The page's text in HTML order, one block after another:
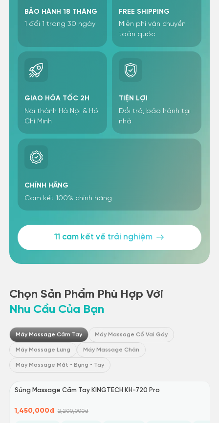
BẢO HÀNH 18 THÁNG
1 đổi 1 trong 30 ngày
FREE SHIPPING
Miễn phí vận chuyển
toàn quốc
GIAO HỎA TỐC 2H
Nội thành Hà Nội & Hồ
Chí Minh
TIỆN LỢI
Đổi trả, bảo hành tại
nhà
CHÍNH HÃNG
Cam kết 100% chính hãng
11 cam kết về trải nghiệm
Chọn Sản Phẩm Phù Hợp Với
Nhu Cầu Của Bạn
Máy Massage Cầm Tay Máy Massage Cổ Vai Gáy
Máy Massage Lưng Máy Massage Chân
Máy Massage Mắt • Bụng • Tay
Súng Massage Cầm Tay KINGTECH KH-720 Pro
1,450,000đ 2,200,000đ
Giảm 34%